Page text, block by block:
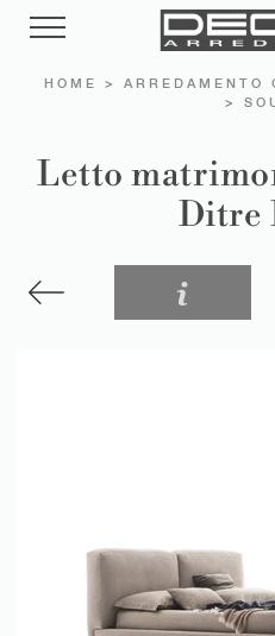
HOME > ARREDAMENTO
>
Letto
Ditre